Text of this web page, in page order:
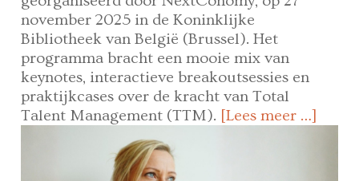
november 2025 in de Koninklijke
Bibliotheek van België (Brussel). Het
programma bracht een mooie mix van
keynotes, interactieve breakoutsessies en
praktijkcases over de kracht van Total
Talent Management (TTM). [Lees meer …]